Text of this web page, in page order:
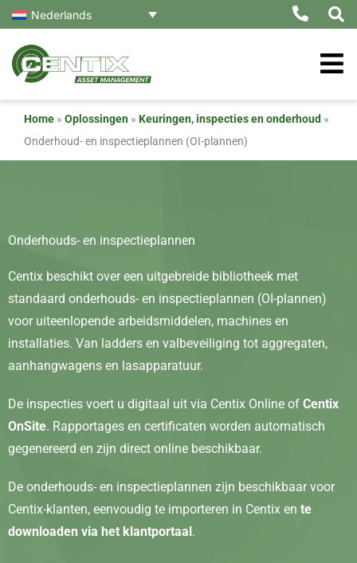
Ga
naar
de
inhoud
Nederlands
Home » Oplossingen » Keuringen, inspecties en onderhoud »
Onderhoud- en inspectieplannen (OI-plannen)
Onderhouds- en inspectieplannen
Centix beschikt over een uitgebreide bibliotheek met
standaard onderhouds- en inspectieplannen (OI-plannen)
voor uiteenlopende arbeidsmiddelen, machines en
installaties. Van ladders en valbeveiliging tot aggregaten,
aanhangwagens en lasapparatuur.
De inspecties voert u digitaal uit via Centix Online of Centix
OnSite. Rapportages en certificaten worden automatisch
gegenereerd en zijn direct online beschikbaar.
De onderhouds- en inspectieplannen zijn beschikbaar voor
Centix-klanten, eenvoudig te importeren in Centix en te
downloaden via het klantportaal .